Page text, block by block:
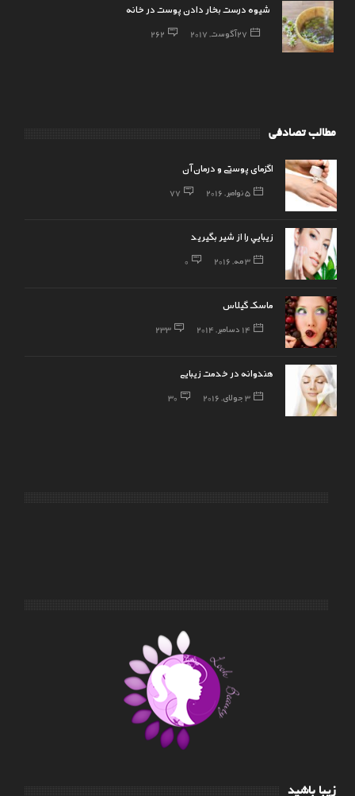
شیوه درست بخار دادن پوست در خانه
27 آگوست, 2017 262
مطالب تصادفی
اگزمای پوستی و درمان آن
5 نوامبر, 2016 77
زيبايي را از شير بگيريد
3 مه, 2016 0
ماسک گیلاس
14 دسامبر, 2014 233
هندوانه در خدمت زیبایی
3 جولای, 2016 30
زیبا باشید